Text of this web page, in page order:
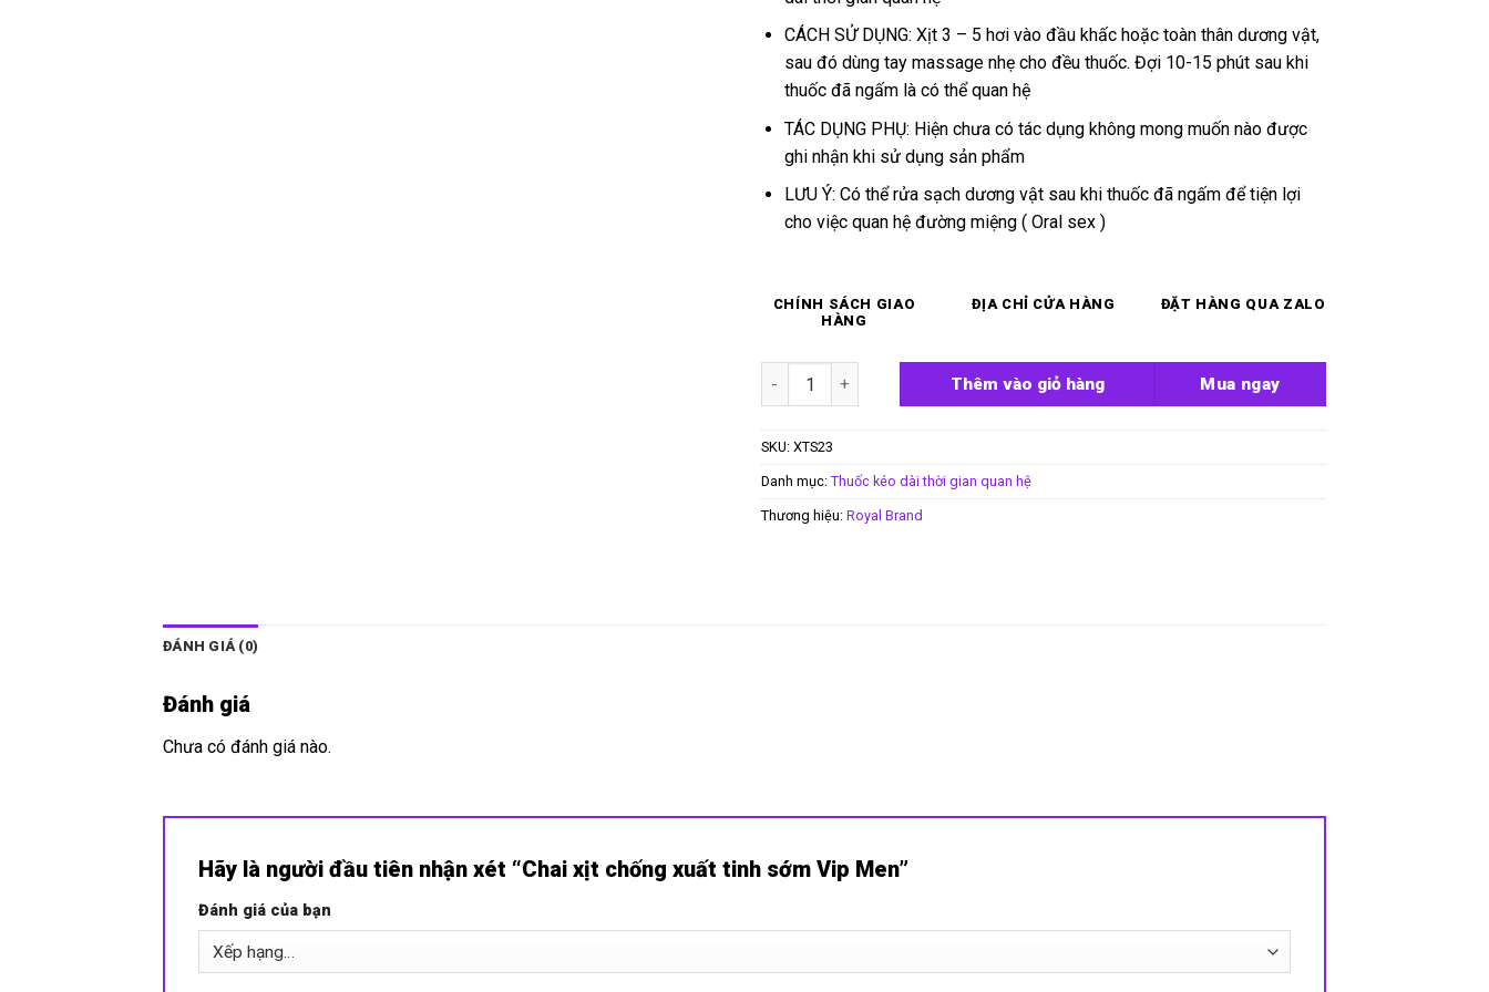
CÁCH SỬ DỤNG: Xịt 3 – 5 hơi vào đầu khấc hoặc toàn thân dương vật,
sau đó dùng tay massage nhẹ cho đều thuốc. Đợi 10-15 phút sau khi
thuốc đã ngấm là có thể quan hệ
TÁC DỤNG PHỤ: Hiện chưa có tác dụng không mong muốn nào được
ghi nhận khi sử dụng sản phẩm
LƯU Ý: Có thể rửa sạch dương vật sau khi thuốc đã ngấm để tiện lợi
cho việc quan hệ đường miệng ( Oral sex )
CHÍNH SÁCH GIAO
HÀNG
ĐỊA CHỈ CỬA HÀNG ĐẶT HÀNG QUA ZALO
Chai xịt chống xuất tinh sớm Vip Men số lượng
Thêm vào giỏ hàng Mua ngay
SKU: XTS23
Danh mục: Thuốc kéo dài thời gian quan hệ
Thương hiệu: Royal Brand
ĐÁNH GIÁ (0)
Đánh giá
Chưa có đánh giá nào.
Hãy là người đầu tiên nhận xét “Chai xịt chống xuất tinh sớm Vip Men”
Đánh giá của bạn